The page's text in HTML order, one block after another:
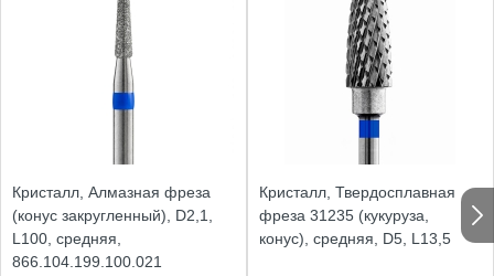
Кристалл, Алмазная фреза
(конус закругленный), D2,1,
L100, средняя,
866.104.199.100.021
Кристалл, Твердосплавная
фреза 31235 (кукуруза,
конус), средняя, D5, L13,5